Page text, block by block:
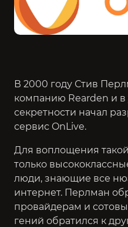
В 2000 году Стив
компанию Rearden и в
секретности начал
сервис OnLive.
Для воплощения
только
люди, знающие все
интернет. Перлман
провайдерам и
гений обратился к